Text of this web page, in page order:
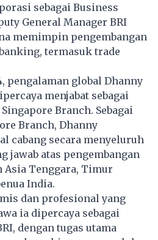
sebagai Business
General Manager BRI
memimpin pengembangan
termasuk trade
pengalaman global Dhanny
menjabat sebagai
Branch. Sebagai
Branch, Dhanny
cabang secara menyeluruh
jawab atas pengembangan
Tenggara, Timur
India.
dan profesional yang
ia dipercaya sebagai
dengan tugas utama